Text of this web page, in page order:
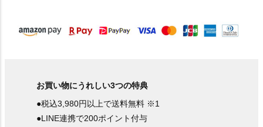
お買い物にうれしい3つの特典
●税込3,980円以上で送料無料 ※1
●LINE連携で200ポイント付与